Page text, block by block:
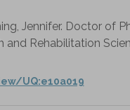
Jennifer. Doctor of
Rehabilitation
UQ:e10a019